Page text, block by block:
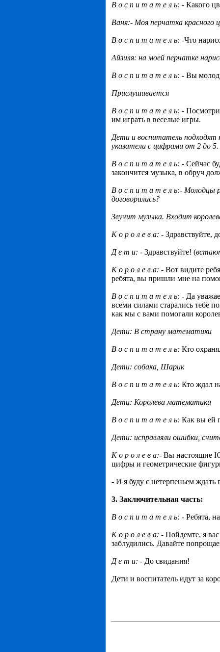
В о с п и т а т е л ь: - Какого
Ваня:- Моя перчатка красного
В о с п и т а т е л ь: -Что
Айзиля: на моей перчатке
В о с п и т а т е л ь: - Вы
Прислушивается
В о с п и т а т е л ь: -
им играть в веселые игры.
Дети и воспитатель подходят
указатели с цифрами от 2 до 5.
В о с п и т а т е л ь: - Сейчас
закончится музыка, в обруч
В о с п и т а т е л ь:- Молодцы
договорились?
Звучит музыка. Входит
К о р о л е в а: - Здравствуйте,
Д е т и: - Здравствуйте! (
К о р о л е в а: - Вот видите
ребята, вы пришли мне на
В о с п и т а т е л ь: - Да
всеми силами старались тебе
как мы с вами помогали
Дети: В страну математики
В о с п и т а т е л ь: Кто
Дети: собака, Шарик
В о с п и т а т е л ь: Кто ждал
Дети: Королева математики
В о с п и т а т е л ь: Как вы ей
Дети: исправляли ошибки,
К о р о л е в а:- Вы настоящие
цифры и геометрические
- И я буду с нетерпеньем
3. Заключительная часть:
В о с п и т а т е л ь: - Ребята,
К о р о л е в а: - Пойдемте, я
заблудились. Давайте
Д е т и: - До свидания!
Дети и воспитатель идут за